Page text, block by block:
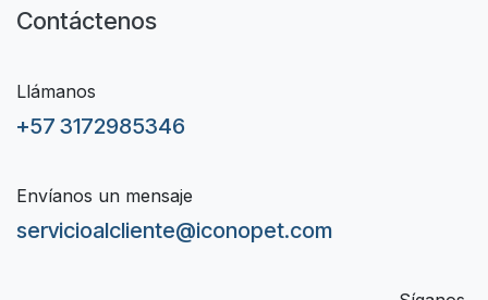
Contáctenos
Llámanos
+57 3172985346
Envíanos un mensaje
servicioalcliente@iconopet.com